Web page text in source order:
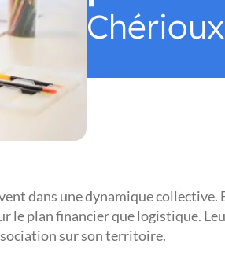
dans une dynamique collective.
le plan financier que logistique.
sur son territoire.